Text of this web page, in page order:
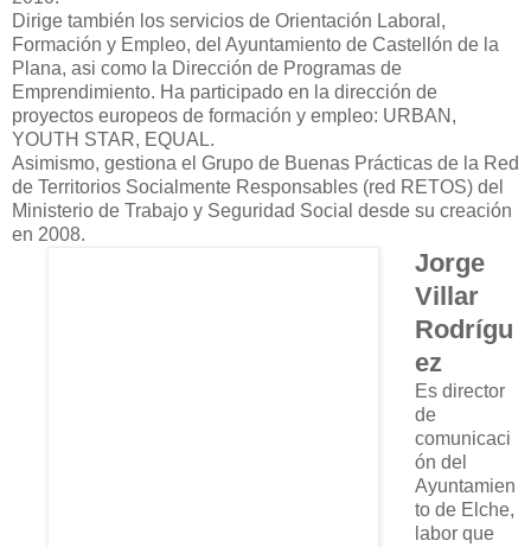
Dirige también los servicios de Orientación Laboral,
Formación y Empleo, del Ayuntamiento de Castellón de la
Plana, asi como la Dirección de Programas de
Emprendimiento. Ha participado en la dirección de
proyectos europeos de formación y empleo: URBAN,
YOUTH STAR, EQUAL.
Asimismo, gestiona el Grupo de Buenas Prácticas de la Red
de Territorios Socialmente Responsables (red RETOS) del
Ministerio de Trabajo y Seguridad Social desde su creación
en 2008.
Jorge
Villar
Rodrígu
ez
Es director
de
comunicaci
ón del
Ayuntamien
to de Elche,
labor que